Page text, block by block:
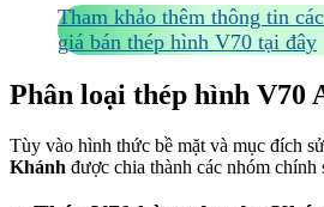
Tham khảo thêm thông tin
giá bán thép hình V70 tại đây
Phân loại thép hình V70
Tùy vào hình thức bề mặt và mục đích
Khánh được chia thành các nhóm chính